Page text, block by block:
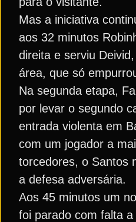
Mas a iniciativa
aos 32 minutos
direita e serviu
área, que só
Na segunda etapa,
por levar o segundo
entrada violenta em
com um jogador a
torcedores, o Santos
a defesa adversária.
Aos 45 minutos um
foi parado com falta